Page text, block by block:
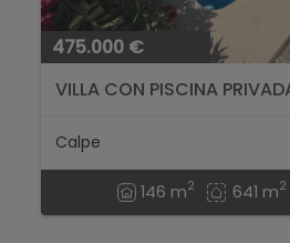
475.000 €
VILLA CON PISCINA
Calpe
146 m2 641 m2